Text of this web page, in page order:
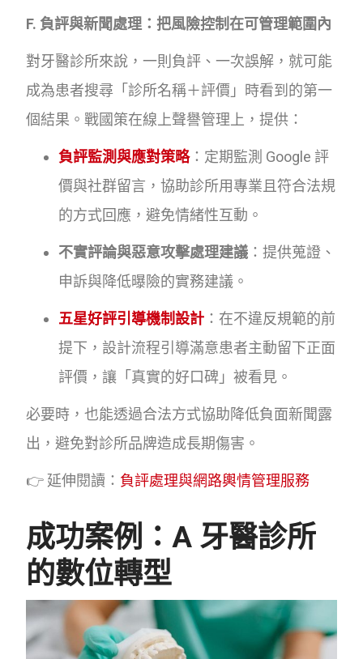
F. 負評與新聞處理：把風險控制在可管理範圍內
對牙醫診所來說，一則負評、一次誤解，就可能
成為患者搜尋「診所名稱＋評價」時看到的第一
個結果。戰國策在線上聲譽管理上，提供：
負評監測與應對策略：定期監測 Google 評
價與社群留言，協助診所用專業且符合法規
的方式回應，避免情緒性互動。
不實評論與惡意攻擊處理建議 ：提供蒐證、
申訴與降低曝險的實務建議。
五星好評引導機制設計 ：在不違反規範的前
提下，設計流程引導滿意患者主動留下正面
評價，讓「真實的好口碑」被看見。
必要時，也能透過合法方式協助降低負面新聞露
出，避免對診所品牌造成長期傷害。
👉 延伸閱讀： 負評處理與網路輿情管理服務
成功案例：A 牙醫診所
的數位轉型